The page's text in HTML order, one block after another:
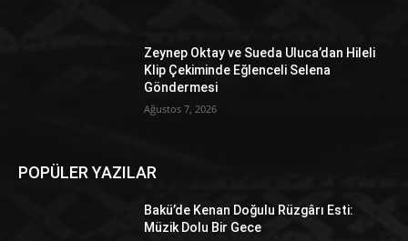
Zeynep Oktay ve Sueda Uluca’dan Hileli
Klip Çekiminde Eğlenceli Selena
Göndermesi
Ağustos 7, 2026
POPÜLER YAZILAR
Bakü’de Kenan Doğulu Rüzgârı Esti:
Müzik Dolu Bir Gece